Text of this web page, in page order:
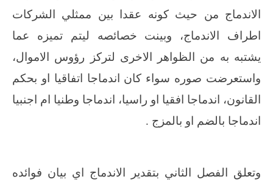
الاندماج من حيث كونه عقدا بين ممثلي الشركات
اطراف الاندماج، وبينت خصائصه ليتم تميزه عما
يشتبه به من الظواهر الاخرى لتركز رؤوس الاموال،
واستعرضت صوره سواء كان اندماجا اتفاقيا او بحكم
القانون، اندماجا افقيا او راسيا، اندماجا وطنيا ام اجنبيا
اندماجا بالضم او بالمزج .
وتعلق الفصل الثاني بتقدير الاندماج اي بيان فوائده